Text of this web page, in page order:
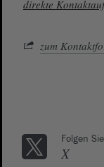
direkte
zum
Folgen
X